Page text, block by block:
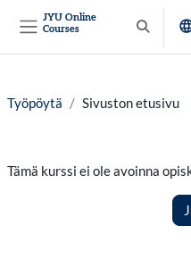
JYU Online
Courses
Vaihda
Työpöytä Sivuston etusivu
Tämä kurssi ei ole avoinna